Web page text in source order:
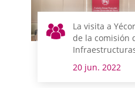
La visita a
de la comisión
abre la semana
20 jun. 2022